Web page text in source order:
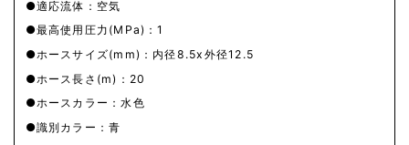
適応流体：空気
最高使用圧力(MPa)：1
ホースサイズ(mm)：内径8.5x外径12.5
ホース長さ(m)：20
ホースカラー：水色
識別カラー：青